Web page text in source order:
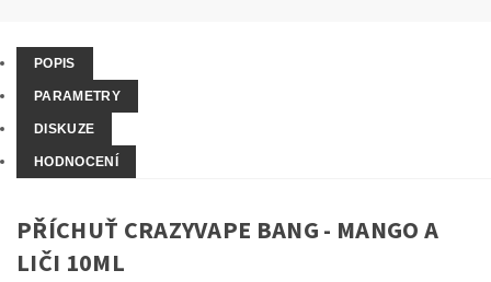
POPIS
PARAMETRY
DISKUZE
HODNOCENÍ
PŘÍCHUŤ CRAZYVAPE BANG - MANGO A
LIČI 10ML